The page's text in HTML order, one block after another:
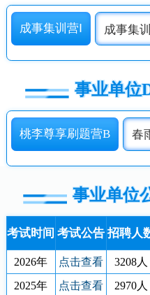
成事集训营Ⅰ 成事集
事业单位
桃李尊享刷题营B 春
事业单位
考试时间 考试公告 招聘人
2026年 点击查看 3208人
2025年
点击查看 2970人